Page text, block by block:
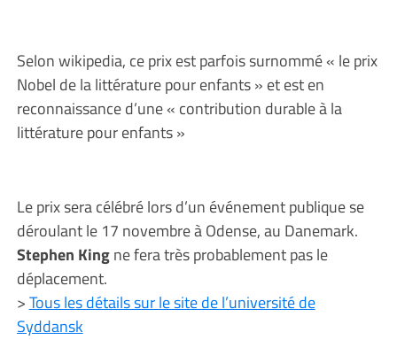
Selon wikipedia, ce prix est parfois surnommé « le prix
Nobel de la littérature pour enfants » et est en
reconnaissance d’une « contribution durable à la
littérature pour enfants »
Le prix sera célébré lors d’un événement publique se
déroulant le 17 novembre à Odense, au Danemark.
Stephen Kingne fera très probablement pas le
déplacement.
>Tous les détails sur le site de l’université de
Syddansk